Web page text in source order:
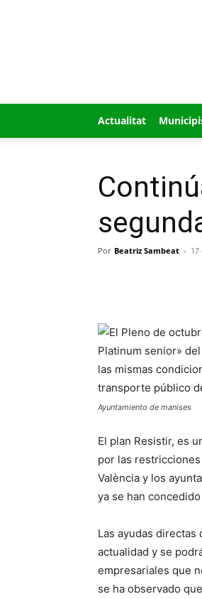
Actualitat
Por Beatriz Sambeat - 17
Ayuntamiento de manises
El plan Resistir, es
por las
València y los
ya se han
Las ayudas
actualidad y se
empresariales que
se ha observado